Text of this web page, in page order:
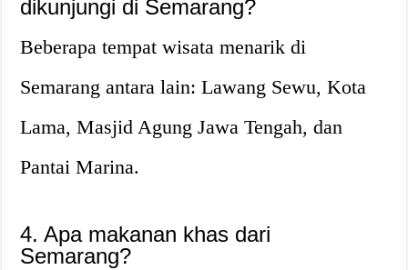
dikunjungi di Semarang?
Beberapa tempat wisata menarik di
Semarang antara lain: Lawang Sewu, Kota
Lama, Masjid Agung Jawa Tengah, dan
Pantai Marina.
4. Apa makanan khas dari
Semarang?